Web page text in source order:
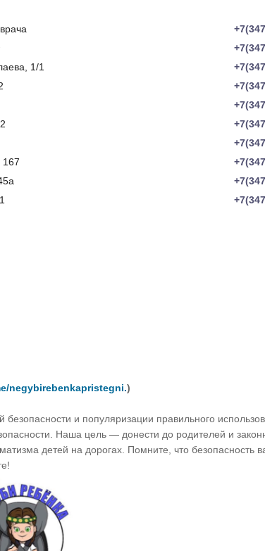
1/1
167
negybirebenkapristegni.)
и популяризации правильного
Наша цель — донести до родителей и
детей на дорогах. Помните, что безопасность